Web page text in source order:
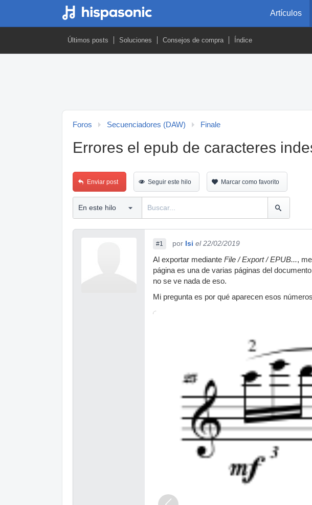
Artículos
Últimos posts Soluciones Consejos de compra Índice
Foros Secuenciadores (DAW) Finale
Errores el epub de caracteres
Enviar post Seguir este hilo Marcar como favorito
#1 por Isi el 22/02/2019
Al exportar mediante File / Export / EPUB...,
página es una de varias páginas del
no se ve nada de eso.
Mi pregunta es por qué aparecen esos